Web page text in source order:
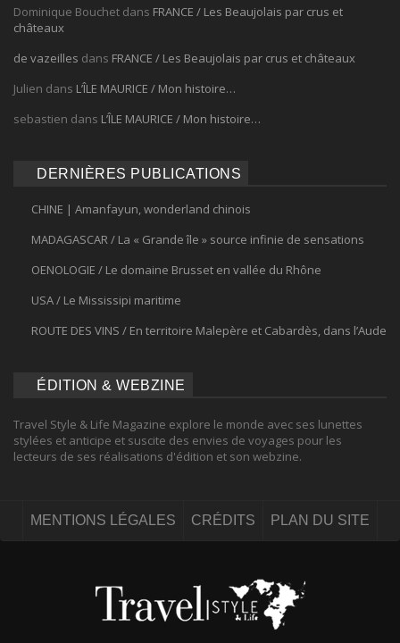
Dominique Bouchet dans FRANCE / Les Beaujolais par crus et
châteaux
de vazeilles dans FRANCE / Les Beaujolais par crus et châteaux
Julien dans L’ÎLE MAURICE / Mon histoire…
sebastien dans L’ÎLE MAURICE / Mon histoire…
DERNIÈRES PUBLICATIONS
CHINE | Amanfayun, wonderland chinois
MADAGASCAR / La « Grande île » source infinie de sensations
OENOLOGIE / Le domaine Brusset en vallée du Rhône
USA / Le Mississipi maritime
ROUTE DES VINS / En territoire Malepère et Cabardès, dans l’Aude
ÉDITION & WEBZINE
Travel Style & Life Magazine explore le monde avec ses lunettes
stylées et anticipe et suscite des envies de voyages pour les
lecteurs de ses réalisations d'édition et son webzine.
MENTIONS LÉGALES CRÉDITS PLAN DU SITE